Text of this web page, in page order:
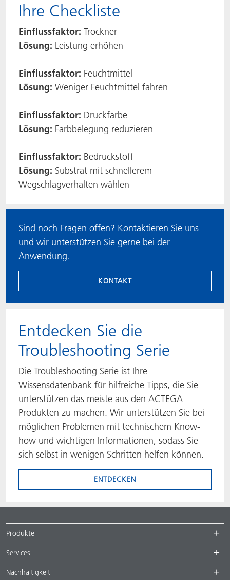
Ihre Checkliste
Einflussfaktor: Trockner
Lösung: Leistung erhöhen
Einflussfaktor: Feuchtmittel
Lösung: Weniger Feuchtmittel fahren
Einflussfaktor: Druckfarbe
Lösung: Farbbelegung reduzieren
Einflussfaktor: Bedruckstoff
Lösung: Substrat mit schnellerem
Wegschlagverhalten wählen
Sind noch Fragen offen? Kontaktieren Sie uns
und wir unterstützen Sie gerne bei der
Anwendung.
KONTAKT
​​​​​​​Entdecken Sie die
Troubleshooting Serie
Die Troubleshooting Serie ist Ihre
Wissensdatenbank für hilfreiche Tipps, die Sie
unterstützen das meiste aus den ACTEGA
Produkten zu machen. Wir unterstützen Sie bei
möglichen Problemen mit technischem Know-
how und wichtigen Informationen, sodass Sie
sich selbst in wenigen Schritten helfen können.
ENTDECKEN
Produkte
Services
Nachhaltigkeit